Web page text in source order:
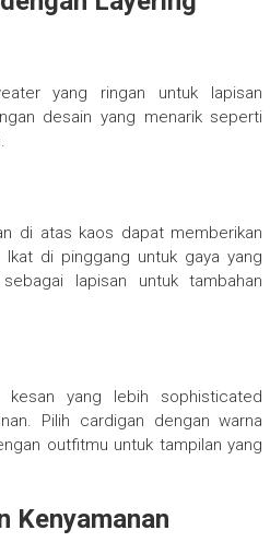
yang ringan untuk lapisan
desain yang menarik seperti
di atas kaos dapat memberikan
di pinggang untuk gaya yang
lapisan untuk tambahan
kesan yang lebih sophisticated
Pilih cardigan dengan warna
outfitmu untuk tampilan yang
Kenyamanan